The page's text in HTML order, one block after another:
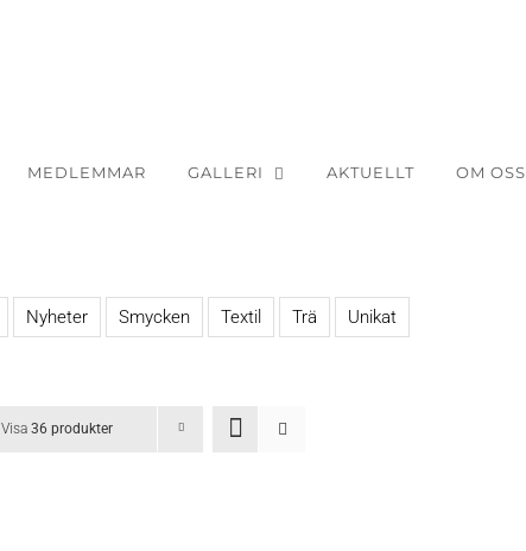
MEDLEMMAR GALLERI AKTUELLT OM OSS
Nyheter Smycken Textil Trä Unikat
Visa 36 produkter